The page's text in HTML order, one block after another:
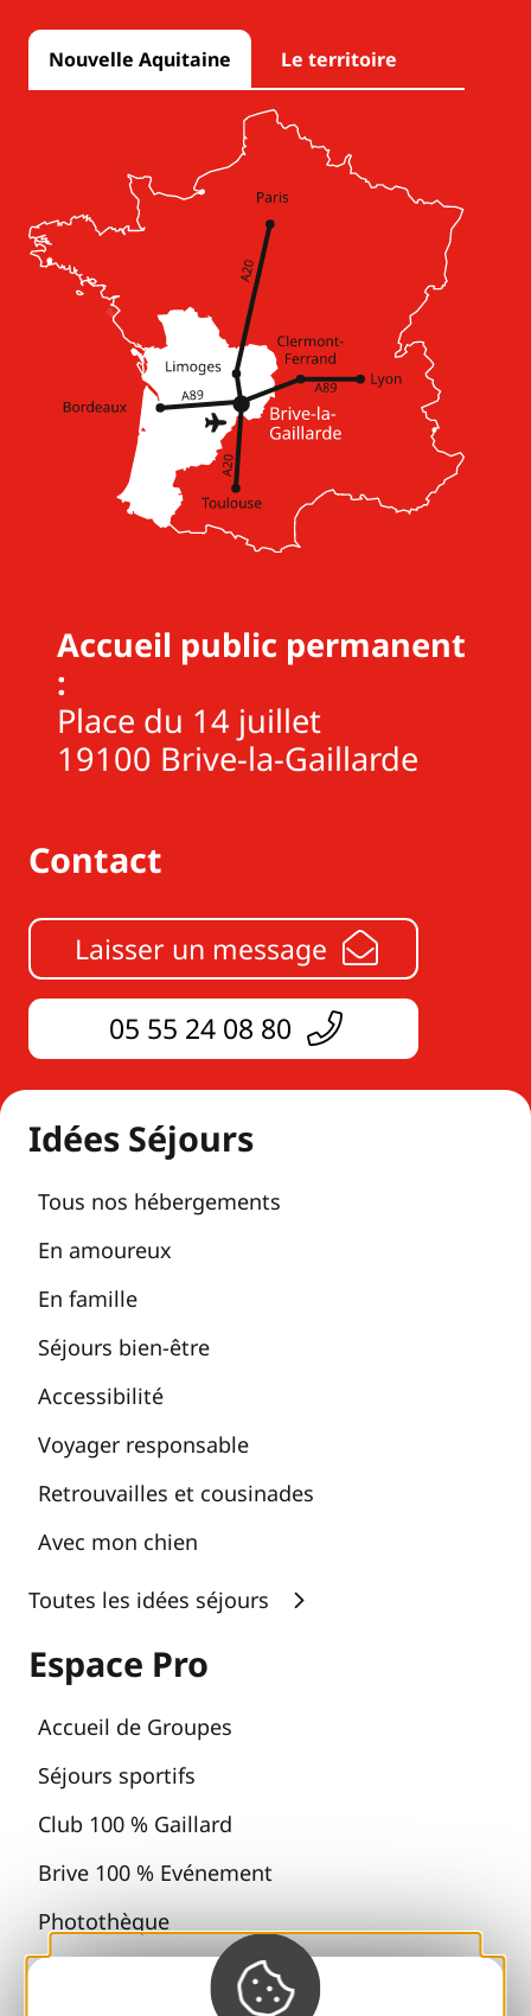
Nouvelle Aquitaine Le territoire
Accueil public permanent
:
Place du 14 juillet
19100 Brive-la-Gaillarde
Contact
Laisser un message
05 55 24 08 80
Idées Séjours
Tous nos hébergements
En amoureux
En famille
Séjours bien-être
Accessibilité
Voyager responsable
Retrouvailles et cousinades
Avec mon chien
Toutes les idées séjours
Espace Pro
Accueil de Groupes
Séjours sportifs
Club 100 % Gaillard
Brive 100 % Evénement
Photothèque
Espace presse